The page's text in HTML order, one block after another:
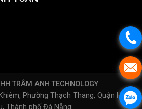
TRÂM ANH TECHNOLOGY
Phường Thạch Thang, Quận Hải
Thành phố Đà Nẵng